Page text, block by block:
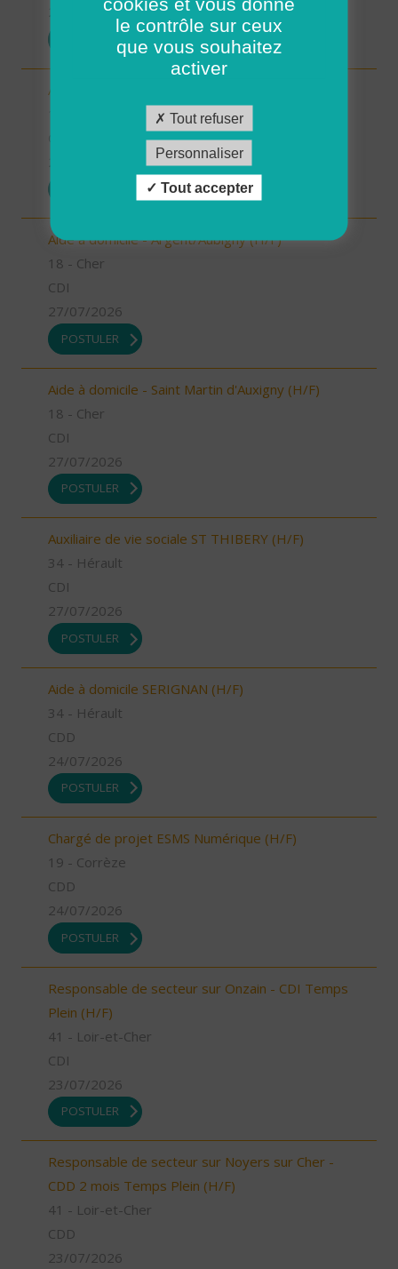
27/07/2026
Aide à domicile - Baugy (H/F)
Aide à domicile - Argent/Aubigny (H/F)
18 - Cher
CDI
27/07/2026
POSTULER
Aide à domicile - Saint Martin d'Auxigny (H/F)
18 - Cher
CDI
27/07/2026
POSTULER
Auxiliaire de vie sociale ST THIBERY (H/F)
34 - Hérault
CDI
27/07/2026
POSTULER
Aide à domicile SERIGNAN (H/F)
34 - Hérault
CDD
24/07/2026
POSTULER
Chargé de projet ESMS Numérique (H/F)
19 - Corrèze
CDD
24/07/2026
POSTULER
Responsable de secteur sur Onzain - CDI Temps
Plein (H/F)
41 - Loir-et-Cher
CDI
23/07/2026
POSTULER
Responsable de secteur sur Noyers sur Cher -
CDD 2 mois Temps Plein (H/F)
41 - Loir-et-Cher
CDD
23/07/2026
le contrôle sur ceux
que vous souhaitez
activer
Tout refuser
Personnaliser
Tout accepter